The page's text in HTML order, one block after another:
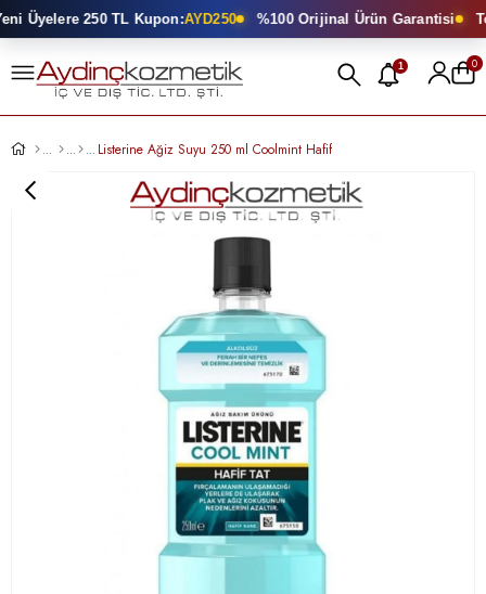
Üyelere 250 TL Kupon:AYD250 %100 Orijinal Ürün Garantisi
1 0
Listerine Ağiz Suyu 250 ml Coolmint Hafif